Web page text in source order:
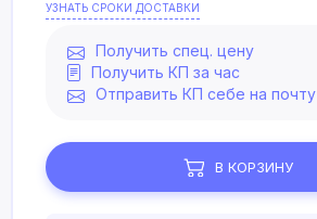
УЗНАТЬ СРОКИ ДОСТАВКИ
Получить спец. цену
Получить КП за час
Отправить КП себе на почту
В КОРЗИНУ